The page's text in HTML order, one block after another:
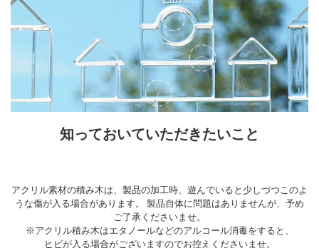
知っておいていただきたいこと
アクリル素材の積み木は、製品の加工時、遊んでいると少しづつこのよ
うな傷が入る場合があります。 製品自体に問題はありませんが、予め
ご了承くださいませ。
※アクリル積み木はエタノールなどのアルコール消毒をすると、
ヒビが入る場合がございますのでお控えくださいませ。